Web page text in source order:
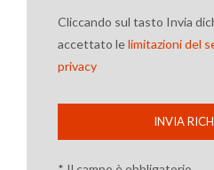
Cliccando sul tasto Invia
accettato lelimitazioni del
privacy
INVIA